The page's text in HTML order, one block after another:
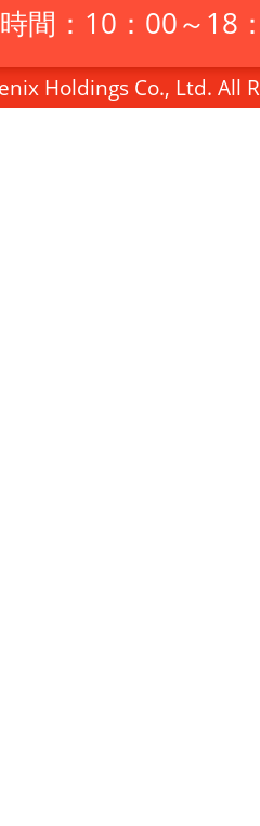
間：10：00～18
Holdings Co., Ltd. All